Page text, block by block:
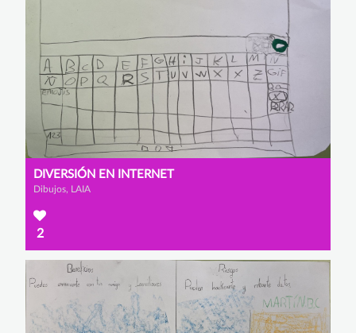
DIVERSIÓN EN INTERNET
Dibujos, LAIA
2